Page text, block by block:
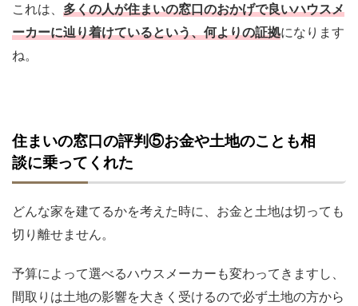
これは、 多くの人が住まいの窓口のおかげで良いハウスメ
ーカーに辿り着けているという、何よりの証拠になります
ね。
住まいの窓口の評判⑤お金や土地のことも相
談に乗ってくれた
どんな家を建てるかを考えた時に、お金と土地は切っても
切り離せません。
予算によって選べるハウスメーカーも変わってきますし、
間取りは土地の影響を大きく受けるので必ず土地の方から